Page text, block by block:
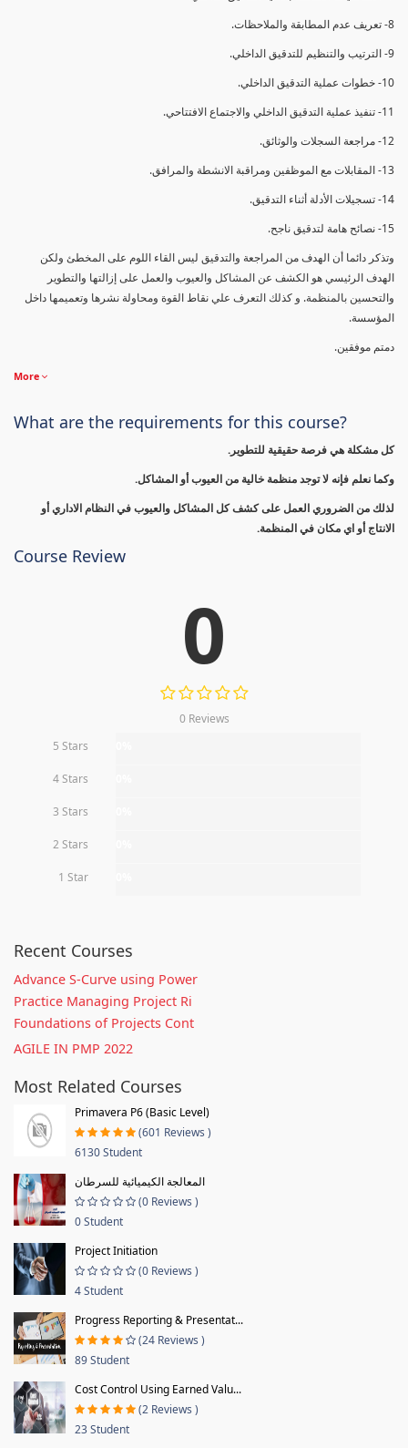
8- تعريف عدم المطابقة والملاحظات.
9- الترتيب والتنظيم للتدقيق الداخلي.
10- خطوات عملية التدقيق الداخلي.
11- تنفيذ عملية التدقيق الداخلي والاجتماع الافتتاحي.
12- مراجعة السجلات والوثائق.
13- المقابلات مع الموظفين ومراقبة الانشطة والمرافق.
14- تسجيلات الأدلة أثناء التدقيق.
15- نصائح هامة لتدقيق ناجح.
وتذكر دائما أن الهدف من المراجعة والتدقيق ليس القاء اللوم على المخطئ ولكن
الهدف الرئيسي هو الكشف عن المشاكل والعيوب والعمل على إزالتها والتطوير
والتحسين بالمنظمة. و كذلك التعرف علي نقاط القوة ومحاولة نشرها وتعميمها داخل
المؤسسة.
دمتم موفقين.
More
What are the requirements for this course?
كل مشكلة هي فرصة حقيقية للتطوير.
وكما نعلم فإنه لا توجد منظمة خالية من العيوب أو المشاكل.
لذلك من الضروري العمل على كشف كل المشاكل والعيوب في النظام الاداري أو
الانتاج أو اي مكان في المنظمة.
Course Review
0
0 Reviews
5 Stars
4 Stars
3 Stars
2 Stars
1 Star
Recent Courses
Advance S-Curve using Power
Practice Managing Project Ri
Foundations of Projects Cont
AGILE IN PMP 2022
Most Related Courses
Primavera P6 (Basic Level)
(601 Reviews )
6130 Student
المعالجة الكيميائية للسرطان
(0 Reviews )
0 Student
Project Initiation
(0 Reviews )
4 Student
Progress Reporting & Presentat...
(24 Reviews )
89 Student
Cost Control Using Earned Valu...
(2 Reviews )
23 Student